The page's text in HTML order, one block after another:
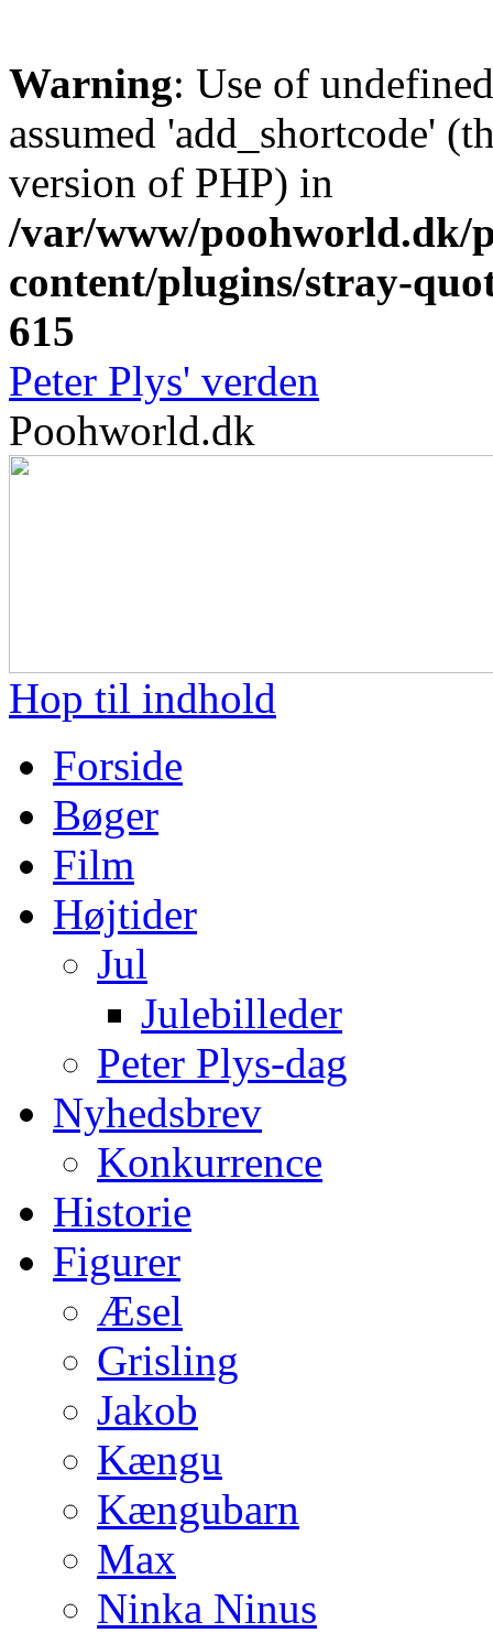
Warning: Use of
assumed 'add_shortcode'
version of PHP) in
/var/www/poohworld.dk/
content/plugins/stray-
615
Peter Plys' verden
Poohworld.dk
Hop til indhold
Forside
Bøger
Film
Højtider
Jul
Julebilleder
Peter Plys-dag
Nyhedsbrev
Konkurrence
Historie
Figurer
Æsel
Grisling
Jakob
Kængu
Kængubarn
Max
Ninka Ninus